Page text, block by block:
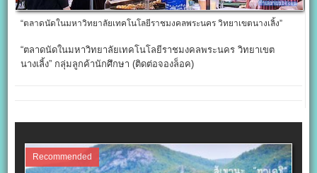
“ตลาดนัดในมหาวิทยาลัยเทคโนโลยีราชมงคลพระนคร วิทยาเขตนางเลิ้ง”
“ตลาดนัดในมหาวิทยาลัยเทคโนโลยีราชมงคลพระนคร วิทยาเขต
นางเลิ้ง” กลุ่มลูกค้านักศึกษา (ติดต่อจองล็อค)
Recommended